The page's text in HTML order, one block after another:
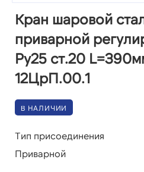
Кран шаровой
приварной
Ру25 ст.20
12ЦрП.00.1
В НАЛИЧИИ
Тип присоединения
Приварной